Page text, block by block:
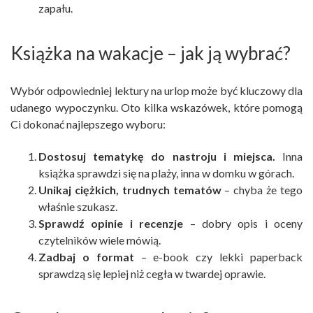
zapału.
Książka na wakacje – jak ją wybrać?
Wybór odpowiedniej lektury na urlop może być kluczowy dla
udanego wypoczynku. Oto kilka wskazówek, które pomogą
Ci dokonać najlepszego wyboru:
Dostosuj tematykę do nastroju i miejsca. Inna
książka sprawdzi się na plaży, inna w domku w górach.
Unikaj ciężkich, trudnych tematów– chyba że tego
właśnie szukasz.
Sprawdź opinie i recenzje – dobry opis i oceny
czytelników wiele mówią.
Zadbaj o format – e-book czy lekki paperback
sprawdzą się lepiej niż cegła w twardej oprawie.